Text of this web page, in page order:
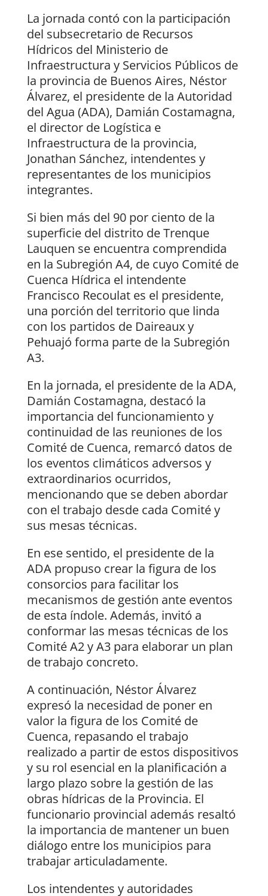
La jornada contó con la participación
del subsecretario de Recursos
Hídricos del Ministerio de
Infraestructura y Servicios Públicos de
la provincia de Buenos Aires, Néstor
Álvarez, el presidente de la Autoridad
del Agua (ADA), Damián Costamagna,
el director de Logística e
Infraestructura de la provincia,
Jonathan Sánchez, intendentes y
representantes de los municipios
integrantes.
Si bien más del 90 por ciento de la
superficie del distrito de Trenque
Lauquen se encuentra comprendida
en la Subregión A4, de cuyo Comité de
Cuenca Hídrica el intendente
Francisco Recoulat es el presidente,
una porción del territorio que linda
con los partidos de Daireaux y
Pehuajó forma parte de la Subregión
A3.
En la jornada, el presidente de la ADA,
Damián Costamagna, destacó la
importancia del funcionamiento y
continuidad de las reuniones de los
Comité de Cuenca, remarcó datos de
los eventos climáticos adversos y
extraordinarios ocurridos,
mencionando que se deben abordar
con el trabajo desde cada Comité y
sus mesas técnicas.
En ese sentido, el presidente de la
ADA propuso crear la figura de los
consorcios para facilitar los
mecanismos de gestión ante eventos
de esta índole. Además, invitó a
conformar las mesas técnicas de los
Comité A2 y A3 para elaborar un plan
de trabajo concreto.
A continuación, Néstor Álvarez
expresó la necesidad de poner en
valor la figura de los Comité de
Cuenca, repasando el trabajo
realizado a partir de estos dispositivos
y su rol esencial en la planificación a
largo plazo sobre la gestión de las
obras hídricas de la Provincia. El
funcionario provincial además resaltó
la importancia de mantener un buen
diálogo entre los municipios para
trabajar articuladamente.
Los intendentes y autoridades